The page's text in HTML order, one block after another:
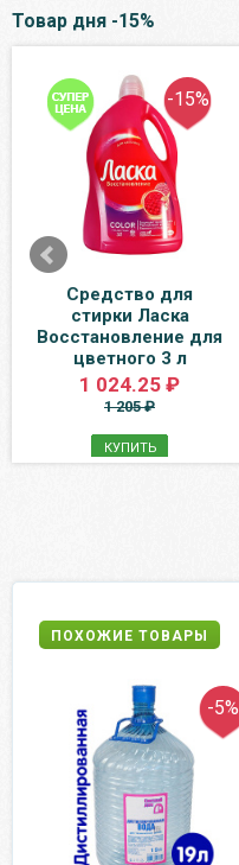
Товар дня -15%
-15%
Средство для
стирки Ласка
Восстановление для
цветного 3 л
1 024.25 ₽
1 205 ₽
КУПИТЬ
ПОХОЖИЕ ТОВАРЫ
-5%